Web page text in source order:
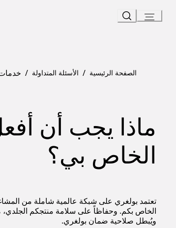
Content
الصفحة الرئيسية / الأسئلة المتداولة / خدمات
ماذا يجب أن
الخاص بي؟
تعتمد بولغري على شبكة عالمية شاملة من
الخاص بكم. وحفاظاً على سلامة منتجكم الجلدي،
ويُبطل صلاحية ضمان بولغري.